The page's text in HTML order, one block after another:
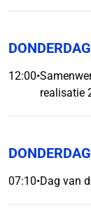
DONDERDAG
12:00•
realisatie
DONDERDAG
07:10•Dag van